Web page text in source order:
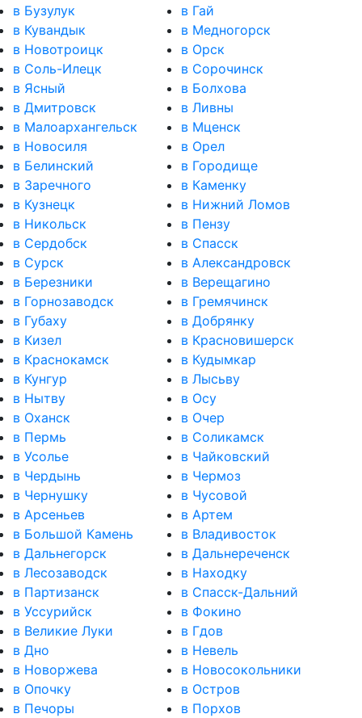
в Бузулук
в Гай
в Кувандык
в Медногорск
в Новотроицк
в Орск
в Соль-Илецк
в Сорочинск
в Ясный
в Болхова
в Дмитровск
в Ливны
в Малоархангельск
в Мценск
в Новосиля
в Орел
в Белинский
в Городище
в Заречного
в Каменку
в Кузнецк
в Нижний Ломов
в Никольск
в Пензу
в Сердобск
в Спасск
в Сурск
в Александровск
в Березники
в Верещагино
в Горнозаводск
в Гремячинск
в Губаху
в Добрянку
в Кизел
в Красновишерск
в Краснокамск
в Кудымкар
в Кунгур
в Лысьву
в Нытву
в Осу
в Оханск
в Очер
в Пермь
в Соликамск
в Усолье
в Чайковский
в Чердынь
в Чермоз
в Чернушку
в Чусовой
в Арсеньев
в Артем
в Большой Камень
в Владивосток
в Дальнегорск
в Дальнереченск
в Лесозаводск
в Находку
в Партизанск
в Спасск-Дальний
в Уссурийск
в Фокино
в Великие Луки
в Гдов
в Дно
в Невель
в Новоржева
в Новосокольники
в Опочку
в Остров
в Печоры
в Порхов